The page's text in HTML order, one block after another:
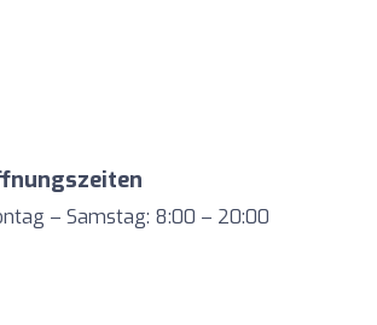
– Samstag: 8:00 – 20:00